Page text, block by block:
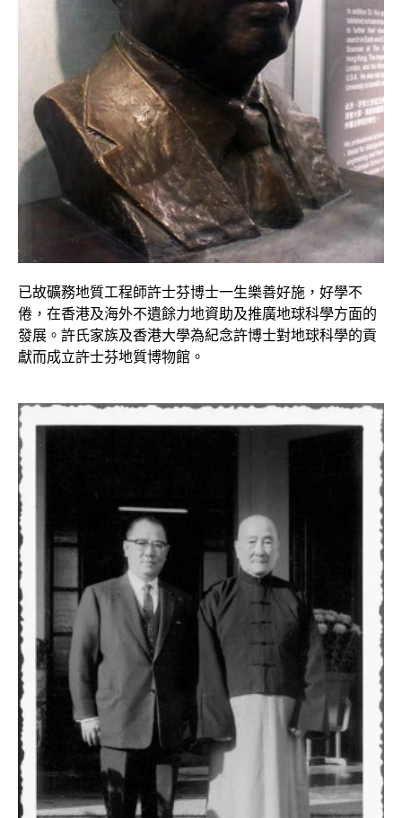
已故礦務地質工程師許士芬博士一生樂善好施，好學不
倦，在香港及海外不遺餘力地資助及推廣地球科學方面的
發展。許氏家族及香港大學為紀念許博士對地球科學的貢
獻而成立許士芬地質博物館。